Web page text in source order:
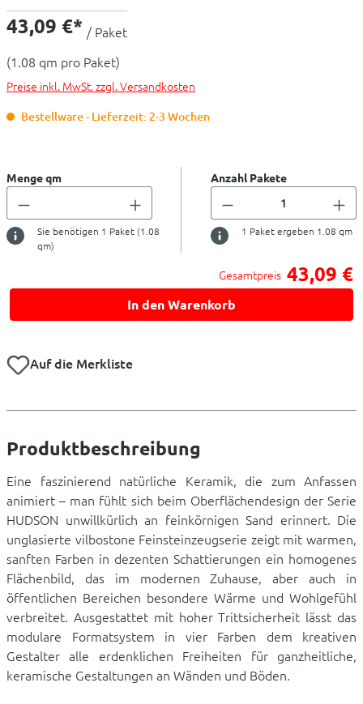
43,09 €* / Paket
(1.08 qm pro Paket)
Preise inkl. MwSt. zzgl. Versandkosten
Bestellware - Lieferzeit: 2-3 Wochen
Menge qm
Sie benötigen 1 Paket (1.08
qm)
Anzahl Pakete
1 Paket ergeben 1.08 qm
Gesamtpreis 43,09 €
In den Warenkorb
Auf die Merkliste
Produktbeschreibung
Eine faszinierend natürliche Keramik, die zum Anfassen
animiert – man fühlt sich beim Oberflächendesign der Serie
HUDSON unwillkürlich an feinkörnigen Sand erinnert. Die
unglasierte vilbostone Feinsteinzeugserie zeigt mit warmen,
sanften Farben in dezenten Schattierungen ein homogenes
Flächenbild, das im modernen Zuhause, aber auch in
öffentlichen Bereichen besondere Wärme und Wohlgefühl
verbreitet. Ausgestattet mit hoher Trittsicherheit lässt das
modulare Formatsystem in vier Farben dem kreativen
Gestalter alle erdenklichen Freiheiten für ganzheitliche,
keramische Gestaltungen an Wänden und Böden.